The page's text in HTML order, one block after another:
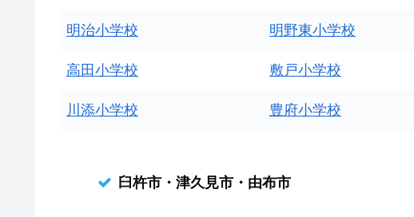
明治小学校 明野東小学校
高田小学校 敷戸小学校
川添小学校 豊府小学校
臼杵市・津久見市・由布市